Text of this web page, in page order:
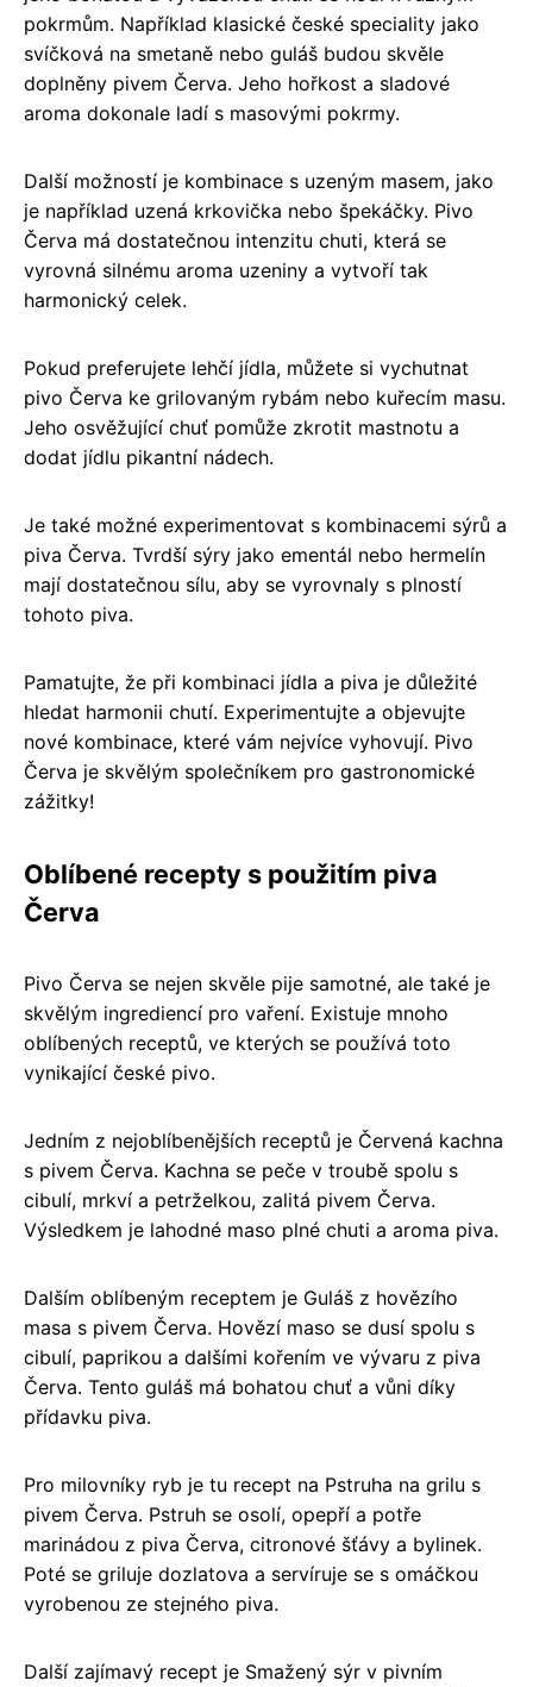
pokrmům. Například klasické české speciality jako
svíčková na smetaně nebo guláš budou skvěle
doplněny pivem Červa. Jeho hořkost a sladové
aroma dokonale ladí s masovými pokrmy.
Další možností je kombinace s uzeným masem, jako
je například uzená krkovička nebo špekáčky. Pivo
Červa má dostatečnou intenzitu chuti, která se
vyrovná silnému aroma uzeniny a vytvoří tak
harmonický celek.
Pokud preferujete lehčí jídla, můžete si vychutnat
pivo Červa ke grilovaným rybám nebo kuřecím masu.
Jeho osvěžující chuť pomůže zkrotit mastnotu a
dodat jídlu pikantní nádech.
Je také možné experimentovat s kombinacemi sýrů a
piva Červa. Tvrdší sýry jako ementál nebo hermelín
mají dostatečnou sílu, aby se vyrovnaly s plností
tohoto piva.
Pamatujte, že při kombinaci jídla a piva je důležité
hledat harmonii chutí. Experimentujte a objevujte
nové kombinace, které vám nejvíce vyhovují. Pivo
Červa je skvělým společníkem pro gastronomické
zážitky!
Oblíbené recepty s použitím piva
Červa
Pivo Červa se nejen skvěle pije samotné, ale také je
skvělým ingrediencí pro vaření. Existuje mnoho
oblíbených receptů, ve kterých se používá toto
vynikající české pivo.
Jedním z nejoblíbenějších receptů je Červená kachna
s pivem Červa. Kachna se peče v troubě spolu s
cibulí, mrkví a petrželkou, zalitá pivem Červa.
Výsledkem je lahodné maso plné chuti a aroma piva.
Dalším oblíbeným receptem je Guláš z hovězího
masa s pivem Červa. Hovězí maso se dusí spolu s
cibulí, paprikou a dalšími kořením ve vývaru z piva
Červa. Tento guláš má bohatou chuť a vůni díky
přídavku piva.
Pro milovníky ryb je tu recept na Pstruha na grilu s
pivem Červa. Pstruh se osolí, opepří a potře
marinádou z piva Červa, citronové šťávy a bylinek.
Poté se griluje dozlatova a servíruje se s omáčkou
vyrobenou ze stejného piva.
Další zajímavý recept je Smažený sýr v pivním